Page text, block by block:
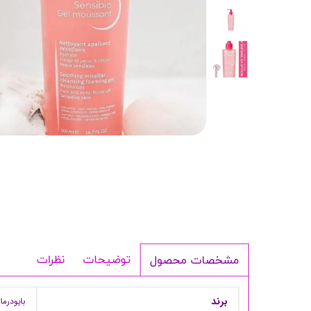
سرم های پوستی
لوسیون بدن
مشخصات محصول توضیحات نظرات
برند بایودرما